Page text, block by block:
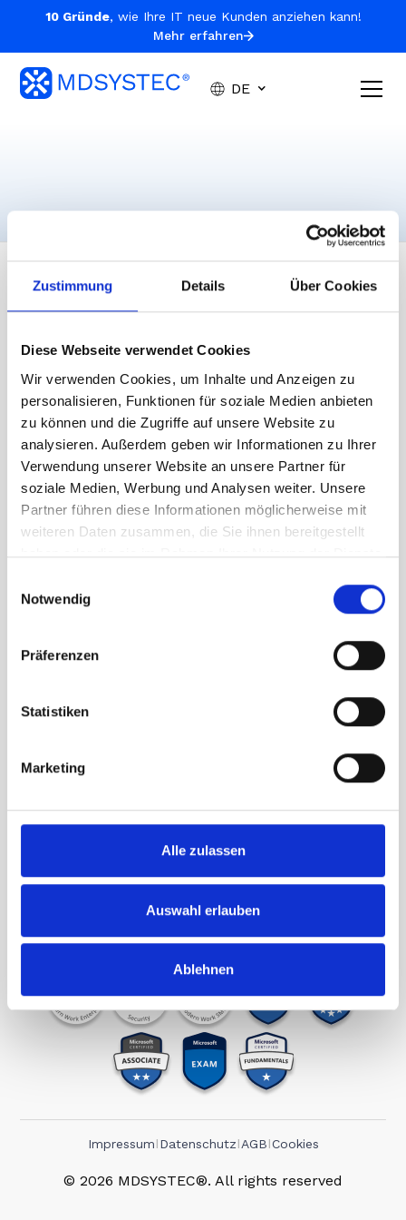
Zustimmung Details Über Cookies
Diese Webseite verwendet Cookies
Wir verwenden Cookies, um Inhalte und Anzeigen zu
personalisieren, Funktionen für soziale Medien anbieten
zu können und die Zugriffe auf unsere Website zu
analysieren. Außerdem geben wir Informationen zu Ihrer
Verwendung unserer Website an unsere Partner für
soziale Medien, Werbung und Analysen weiter. Unsere
Partner führen diese Informationen möglicherweise mit
weiteren Daten zusammen, die Sie ihnen bereitgestellt
haben oder die sie im Rahmen Ihrer Nutzung der Dienste
Notwendig
Präferenzen
Statistiken
Marketing
Alle zulassen
Auswahl erlauben
Ablehnen
10 Gründe, wie Ihre IT neue Kunden anziehen kann!
Mehr erfahren
DE
Die externe IT-Abteilung, damit sich Unternehmen wieder
voll und ganz auf ihr Kerngeschäft konzentrieren können.
Kontakt
+49 (0) 8725 96491 0
Info@mdsystec.de
MDSYSTEC GmbH
Part of the MDS Group
Cyber Security
IT-Dienstleister für Eggenfelden
Über uns
Erfolgsgeschichten
Zertifikate
Karriere
This Company is Part of the MDS Group.
ImpressumIDatenschutzIAGBICookies
© 2026 MDSYSTEC®. All rights reserved